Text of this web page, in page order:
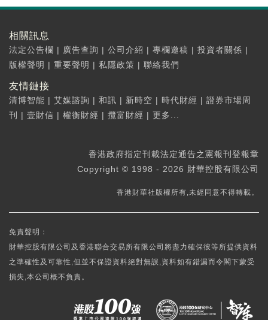
相關訊息
法定公告欄 | 廣告查詢 | 公司介紹 | 專欄邀稿 | 投資者關係 |
版權聲明 | 重要聲明 | 私隱政策 | 聯絡我們
友情鏈接
清博智能 | 艾媒諮詢 | 和訊 | 新時空 | 時代財經 | 證券市場周
刊
| 壹財信 | 權衡財經 | 攬富財經 | 更多...
香港政府指定刊載法定通告之憲報刊登報章
Copyright © 1998 - 2026 財華控股有限公司
香港財華社版權所有,未經同意不得轉載。
免責聲明：
財華控股有限公司及香港聯合交易所有限公司將盡力確保彼等所提供資料
之準確性及可靠性,但並不保證資料絕對無誤,資料如有錯漏而令閣下蒙受
損失,本公司概不負責。